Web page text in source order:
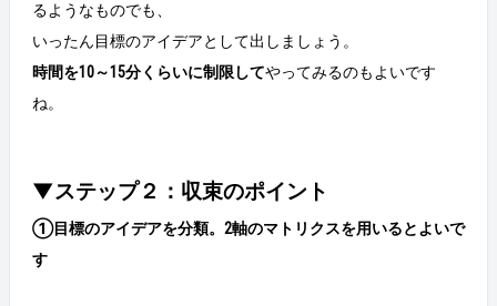
るようなものでも、
いったん目標のアイデアとして出しましょう。
時間を10～15分くらいに制限してやってみるのもよいです
ね。
▼ステップ２：収束のポイント
①目標のアイデアを分類。2軸のマトリクスを用いるとよいで
す